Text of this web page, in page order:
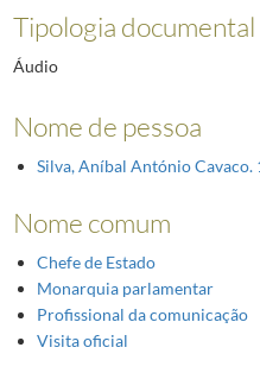
Tipologia documental
Áudio
Nome de pessoa
Silva, Aníbal António Cavaco.
Nome comum
Chefe de Estado
Monarquia parlamentar
Profissional da comunicação
Visita oficial